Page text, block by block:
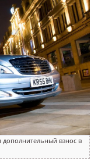
дополнительный взнос в